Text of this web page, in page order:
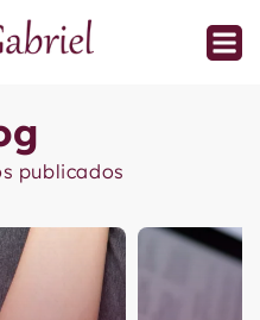
publicados